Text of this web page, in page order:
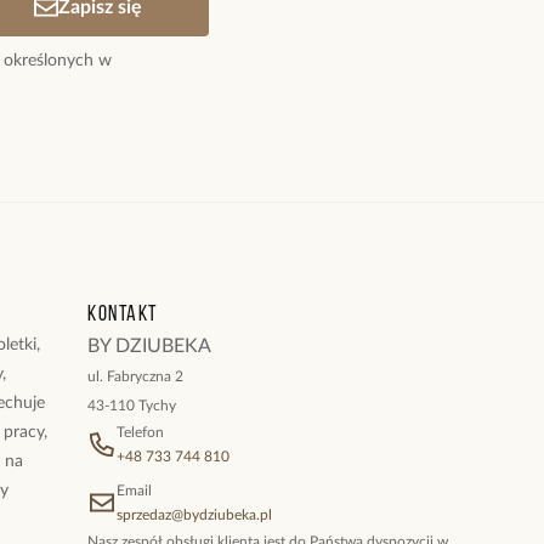
Zapisz się
określonych w
na
Kontakt
BY DZIUBEKA
ul. Fabryczna 2
43-110 Tychy
Telefon
+48 733 744 810
Email
sprzedaz@bydziubeka.pl